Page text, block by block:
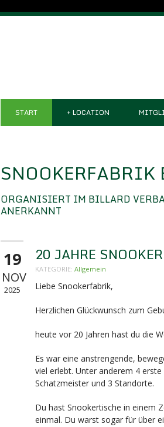
START LOCATION
+
ORGANISIERT IM BILLARD
ANERKANNT
19
NOV
2025
20 JAHRE
KATEGORIE: Allgemein
Liebe Snookerfabrik,
Herzlichen Glückwunsch zum
heute vor 20 Jahren hast du die
Es war eine anstrengende,
viel erlebt. Unter anderem 4
Schatzmeister und 3 Standorte.
Du hast Snookertische in einem
einmal. Du warst sogar für über